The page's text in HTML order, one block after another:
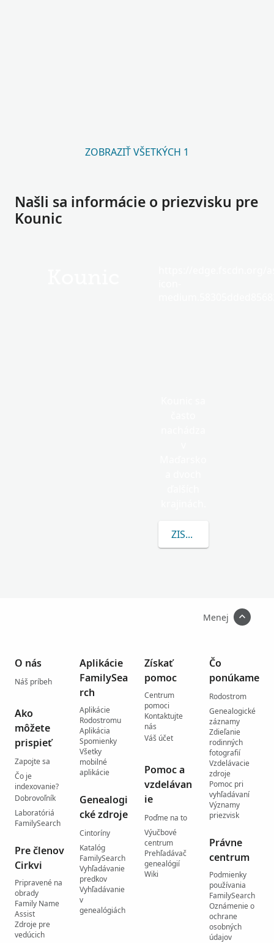
ZOBRAZIŤ VŠETKÝCH 1
Našli sa informácie o priezvisku pre
Kounic
ZISTITE VIAC O
Menej
O nás
Náš príbeh
Ako
môžete
prispieť
Zapojte sa
Čo je
indexovanie?
Dobrovoľník
Laboratóriá
FamilySearch
Pre členov
Cirkvi
Pripravené na
obrady
Family Name
Assist
Zdroje pre
vedúcich
Aplikácie
FamilySea
rch
Aplikácie
Rodostromu
Aplikácia
Spomienky
Všetky
mobilné
aplikácie
Genealogi
cké zdroje
Cintoríny
Katalóg
FamilySearch
Vyhľadávanie
predkov
Vyhľadávanie
v
genealógiách
Získať
pomoc
Centrum
pomoci
Kontaktujte
nás
Váš účet
Pomoc a
vzdelávan
ie
Poďme na to
Výučbové
centrum
Prehľadávač
genealógií
Wiki
Čo
ponúkame
Rodostrom
Genealogické
záznamy
Zdieľanie
rodinných
fotografií
Vzdelávacie
zdroje
Pomoc pri
vyhľadávaní
Významy
priezvisk
Právne
centrum
Podmienky
používania
FamilySearch
Oznámenie o
ochrane
osobných
údajov